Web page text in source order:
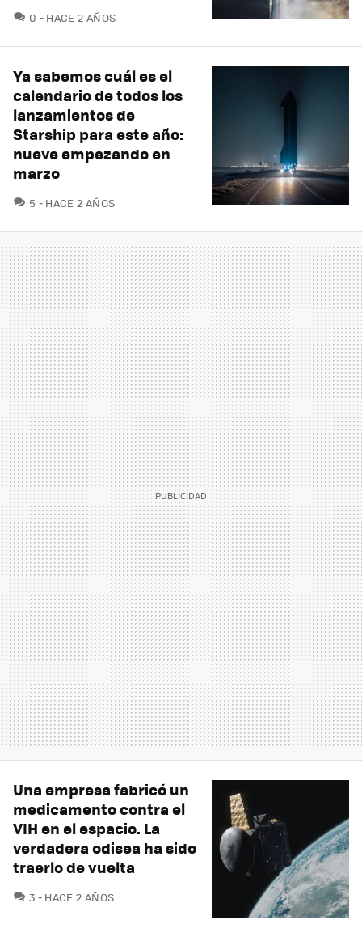
0 COMENTARIOS
HACE 2 AÑOS
Ya sabemos cuál es el
calendario de todos los
lanzamientos de
Starship para este año:
nueve empezando en
marzo
5 COMENTARIOS
HACE 2 AÑOS
Una empresa fabricó un
medicamento contra el
VIH en el espacio. La
verdadera odisea ha sido
traerlo de vuelta
3 COMENTARIOS
HACE 2 AÑOS